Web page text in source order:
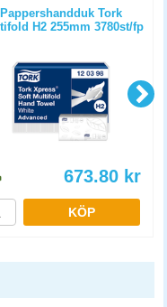
Pappershandduk Tork
H2 255mm 3780st/fp
673.80 kr
KÖP